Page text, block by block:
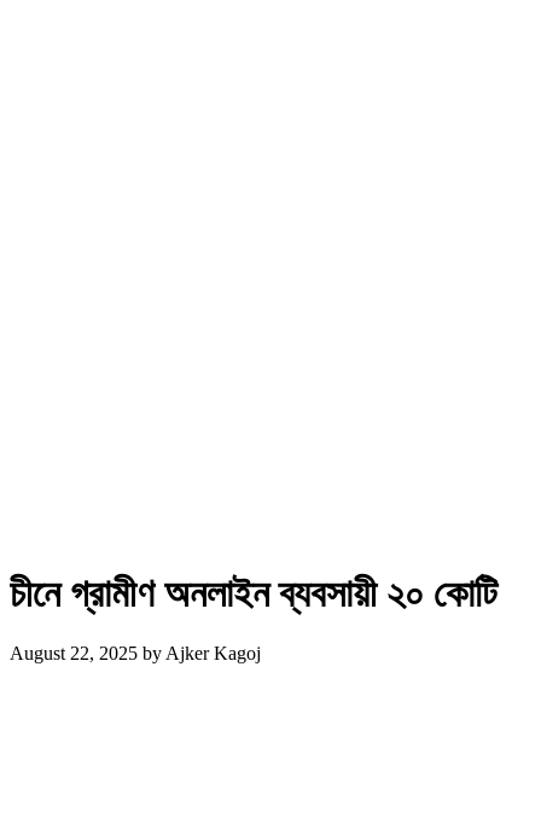
চীনে গ্রামীণ অনলাইন ব্যবসায়ী ২০ কোটি
August 22, 2025 by Ajker Kagoj